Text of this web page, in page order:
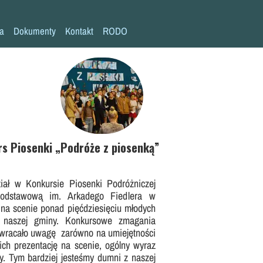
w Konkursie Piosenki Podróżniczej
im. Arkadego Fiedlera w
scenie ponad pięćdziesięciu młodych
gminy. Konkursowe zmagania
uwagę zarówno na umiejętności
prezentację na scenie, ogólny wyraz
Tym bardziej jesteśmy dumni z naszej
Piosenki „Podróże z piosenką”
Dokumenty
Statut szkoły
Plan pracy szkoły
Wymagania edukacyjne
Program wychowawczo-profilaktyczny
Procedura bezpieczeństwa/Covid-19
Deklaracja dostępności
Standardy Ochrony Małoletnich
Kontakt RODO